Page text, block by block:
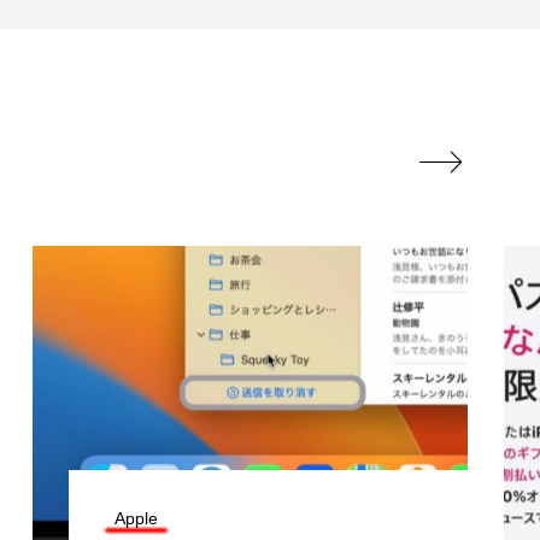
Apple
